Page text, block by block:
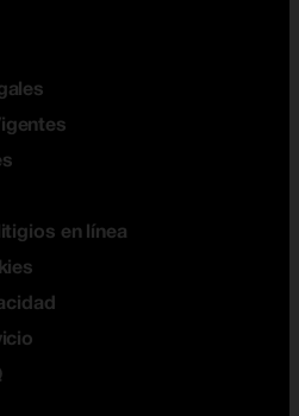
en línea